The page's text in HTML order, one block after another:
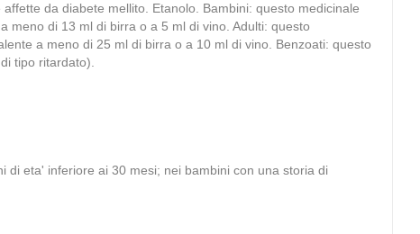
da diabete mellito. Etanolo. Bambini: questo medicinale
meno di 13 ml di birra o a 5 ml di vino. Adulti: questo
a meno di 25 ml di birra o a 10 ml di vino. Benzoati: questo
tipo ritardato).
di eta' inferiore ai 30 mesi; nei bambini con una storia di